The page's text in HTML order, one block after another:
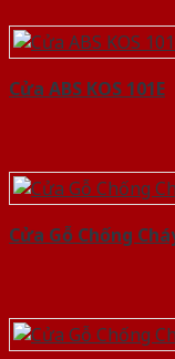
Cửa ABS KOS 101E
Cửa Gỗ Chống